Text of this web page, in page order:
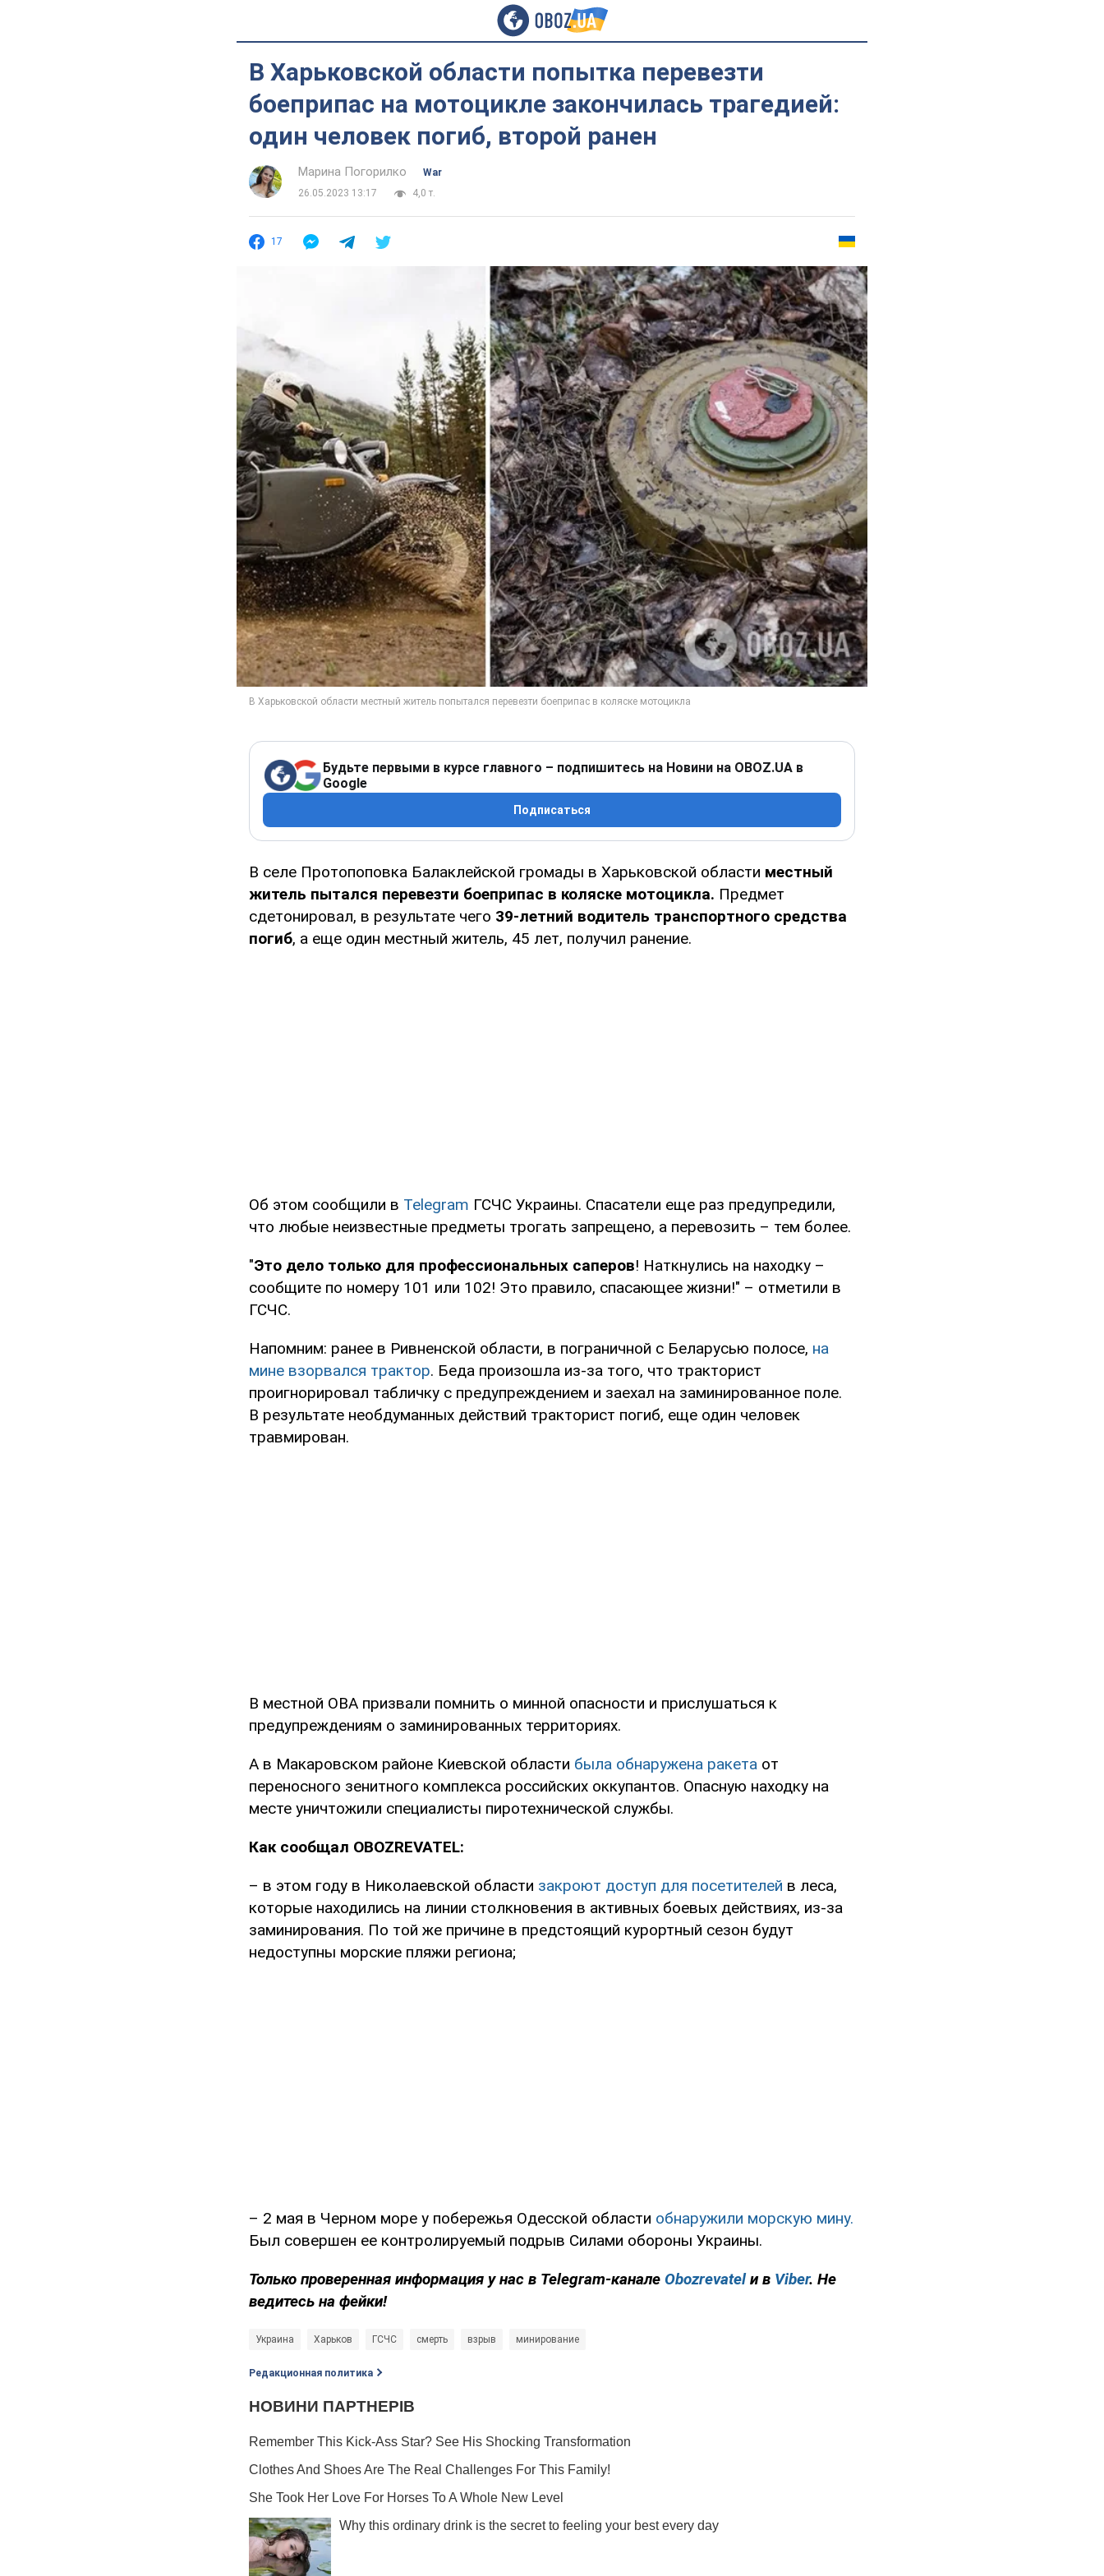
В Харьковской области попытка перевезти
боеприпас на мотоцикле закончилась трагедией:
один человек погиб, второй ранен
Марина Погорилко
War
26.05.2023 13:17
4,0 т.
17
Будьте первыми в курсе главного – подпишитесь на Новини на OBOZ.UA в
Google
Подписаться
В селе Протопоповка Балаклейской громады в Харьковской области местный
житель пытался перевезти боеприпас в коляске мотоцикла. Предмет
сдетонировал, в результате чего 39-летний водитель транспортного средства
погиб, а еще один местный житель, 45 лет, получил ранение.
Об этом сообщили в Telegram ГСЧС Украины. Спасатели еще раз предупредили,
что любые неизвестные предметы трогать запрещено, а перевозить – тем более.
"Это дело только для профессиональных саперов! Наткнулись на находку –
сообщите по номеру 101 или 102! Это правило, спасающее жизни!" – отметили в
ГСЧС.
Напомним: ранее в Ривненской области, в пограничной с Беларусью полосе, на
мине взорвался трактор. Беда произошла из-за того, что тракторист
проигнорировал табличку с предупреждением и заехал на заминированное поле.
В результате необдуманных действий тракторист погиб, еще один человек
травмирован.
В местной ОВА призвали помнить о минной опасности и прислушаться к
предупреждениям о заминированных территориях.
А в Макаровском районе Киевской области была обнаружена ракета от
переносного зенитного комплекса российских оккупантов. Опасную находку на
месте уничтожили специалисты пиротехнической службы.
Как сообщал OBOZREVATEL:
– в этом году в Николаевской области закроют доступ для посетителей в леса,
которые находились на линии столкновения в активных боевых действиях, из-за
заминирования. По той же причине в предстоящий курортный сезон будут
недоступны морские пляжи региона;
– 2 мая в Черном море у побережья Одесской области обнаружили морскую мину.
Был совершен ее контролируемый подрыв Силами обороны Украины.
Только проверенная информация у нас в Telegram-канале Obozrevatelи в Viber. Не
ведитесь на фейки!
Украина Харьков ГСЧС смерть взрыв минирование
Редакционная политика